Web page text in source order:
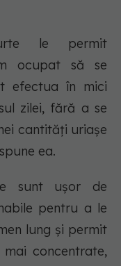
le permit
ocupat să se
efectua în mici
zilei, fără a se
cantități uriașe
ea.
sunt ușor de
pentru a le
lung și permit
concentrate,